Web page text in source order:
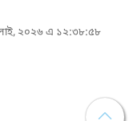
২০২৬ এ ১২:৩৮:৫৮